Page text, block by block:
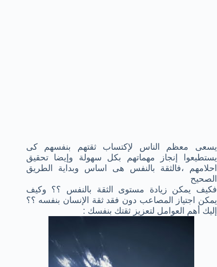
يسعى معظم الناس لإكتساب ثقتهم بنفسهم كى
يستطيعوا إنجاز مهماتهم بكل سهولة وإيضا تحقيق
احلامهم ،فالثقة بالنفس هى اساس وبداية الطريق
الصحيح
فكيف يمكن زيادة مستوى الثقة بالنفس ؟؟ وكيف
يمكن اجتياز المصاعب دون فقد ثقة الإنسان بنفسه ؟؟
إليك أهم العوامل لتعزيز ثقتك بنفسك :